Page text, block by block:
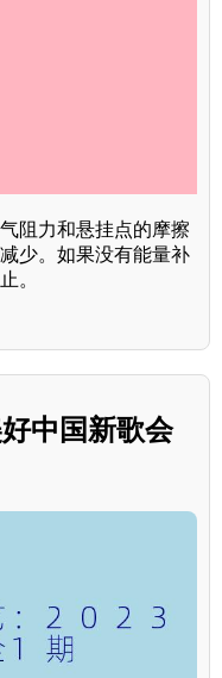
阻力和悬挂点的摩擦
少。如果没有能量补
。
中国新歌会